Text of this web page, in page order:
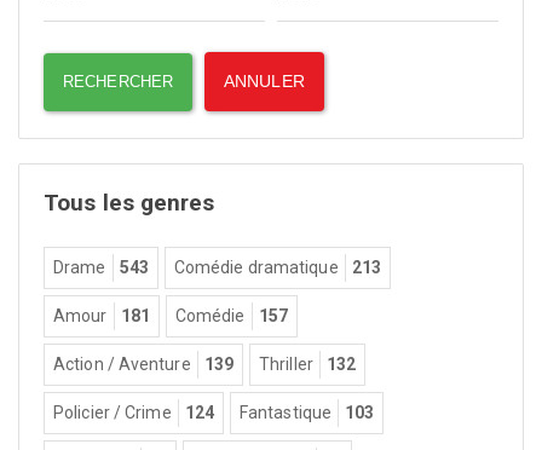
Tous les genres
Drame 543 Comédie dramatique 213
Amour 181 Comédie 157
Action / Aventure 139 Thriller 132
Policier / Crime 124 Fantastique 103